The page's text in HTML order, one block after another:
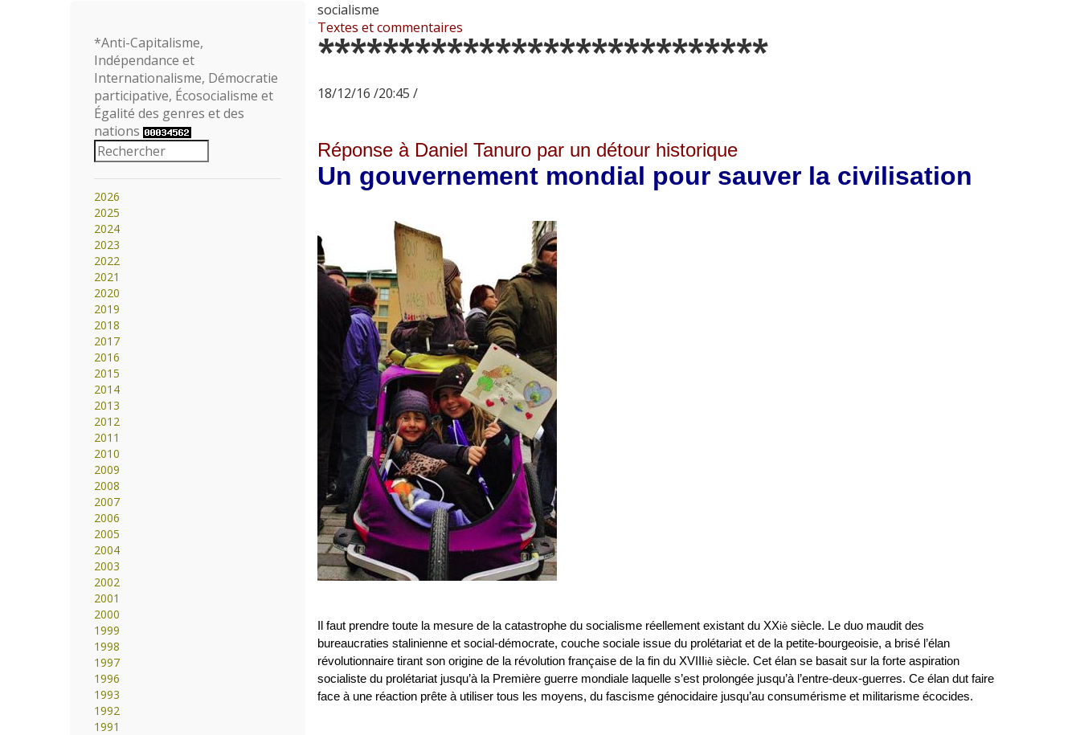
socialisme
Textes et commentaires
****************************
18/12/16 /20:45 /
Réponse à Daniel Tanuro par un détour historique
Un gouvernement mondial pour sauver la civilisation
Il faut prendre toute la mesure de la catastrophe du socialisme réellement existant du XXièsiècle. Le duo maudit des
bureaucraties stalinienne et social-démocrate, couche sociale issue du prolétariat et de la petite-bourgeoisie, a brisé l’élan
révolutionnaire tirant son origine de la révolution française de la fin du XVIIIièsiècle. Cet élan se basait sur la forte aspiration
socialiste du prolétariat jusqu’à la Première guerre mondiale laquelle s’est prolongée jusqu’à l’entre-deux-guerres. Ce élan dut faire
face à une réaction prête à utiliser tous les moyens, du fascisme génocidaire jusqu’au consumérisme et militarisme écocides.
*Anti-Capitalisme,
Indépendance et
Internationalisme, Démocratie
participative, Écosocialisme et
Égalité des genres et des
nations
2026
2025
2024
2023
2022
2021
2020
2019
2018
2017
2016
2015
2014
2013
2012
2011
2010
2009
2008
2007
2006
2005
2004
2003
2002
2001
2000
1999
1998
1997
1996
1993
1992
1991